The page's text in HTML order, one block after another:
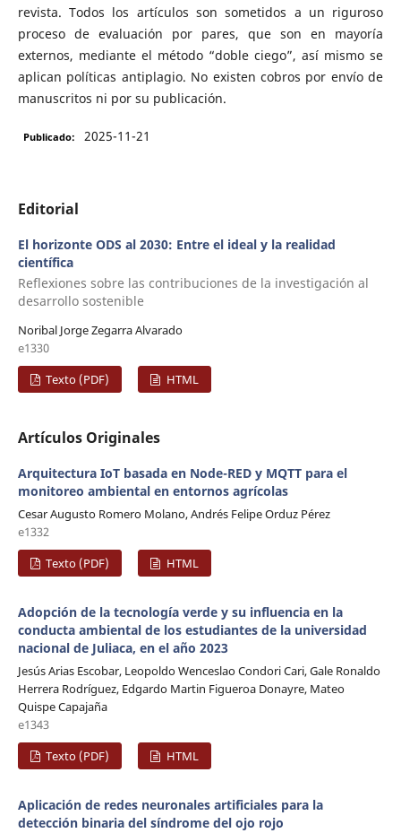
revista. Todos los artículos son sometidos a un riguroso
proceso de evaluación por pares, que son en mayoría
externos, mediante el método “doble ciego”, así mismo se
aplican políticas antiplagio. No existen cobros por envío de
manuscritos ni por su publicación.
Publicado: 2025-11-21
Editorial
El horizonte ODS al 2030: Entre el ideal y la realidad
científica
Reflexiones sobre las contribuciones de la investigación al
desarrollo sostenible
Noribal Jorge Zegarra Alvarado
e1330
Texto (PDF)
HTML
Artículos Originales
Arquitectura IoT basada en Node-RED y MQTT para el
monitoreo ambiental en entornos agrícolas
Cesar Augusto Romero Molano, Andrés Felipe Orduz Pérez
e1332
Texto (PDF)
HTML
Adopción de la tecnología verde y su influencia en la
conducta ambiental de los estudiantes de la universidad
nacional de Juliaca, en el año 2023
Jesús Arias Escobar, Leopoldo Wenceslao Condori Cari, Gale Ronaldo
Herrera Rodríguez, Edgardo Martin Figueroa Donayre, Mateo
Quispe Capajaña
e1343
Texto (PDF)
HTML
Aplicación de redes neuronales artificiales para la
detección binaria del síndrome del ojo rojo